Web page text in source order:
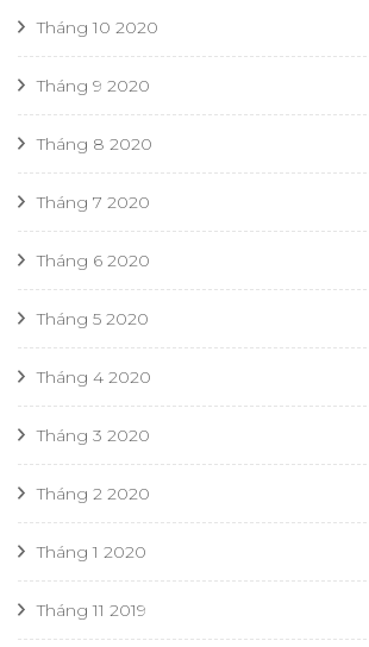
Tháng 10 2020
Tháng 9 2020
Tháng 8 2020
Tháng 7 2020
Tháng 6 2020
Tháng 5 2020
Tháng 4 2020
Tháng 3 2020
Tháng 2 2020
Tháng 1 2020
Tháng 11 2019